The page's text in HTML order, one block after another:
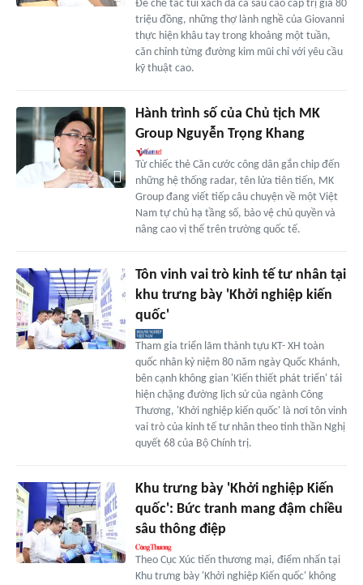
Để chế tác túi xách da cá sấu cao cấp trị giá 80
triệu đồng, những thợ lành nghề của Giovanni
thực hiện khâu tay trong khoảng một tuần,
căn chỉnh từng đường kim mũi chỉ với yêu cầu
kỹ thuật cao.
Hành trình số của Chủ tịch MK
Group Nguyễn Trọng Khang
Từ chiếc thẻ Căn cước công dân gắn chip đến
những hệ thống radar, tên lửa tiên tiến, MK
Group đang viết tiếp câu chuyện về một Việt
Nam tự chủ hạ tầng số, bảo vệ chủ quyền và
nâng cao vị thế trên trường quốc tế.
Tôn vinh vai trò kinh tế tư nhân tại
khu trưng bày 'Khởi nghiệp kiến
quốc'
Tham gia triển lãm thành tựu KT- XH toàn
quốc nhân kỷ niệm 80 năm ngày Quốc Khánh,
bên cạnh không gian 'Kiến thiết phát triển' tái
hiện chặng đường lịch sử của ngành Công
Thương, 'Khởi nghiệp kiến quốc' là nơi tôn vinh
vai trò của kinh tế tư nhân theo tinh thần Nghị
quyết 68 của Bộ Chính trị.
Khu trưng bày 'Khởi nghiệp Kiến
quốc': Bức tranh mang đậm chiều
sâu thông điệp
Theo Cục Xúc tiến thương mại, điểm nhấn tại
Khu trưng bày 'Khởi nghiệp Kiến quốc' không